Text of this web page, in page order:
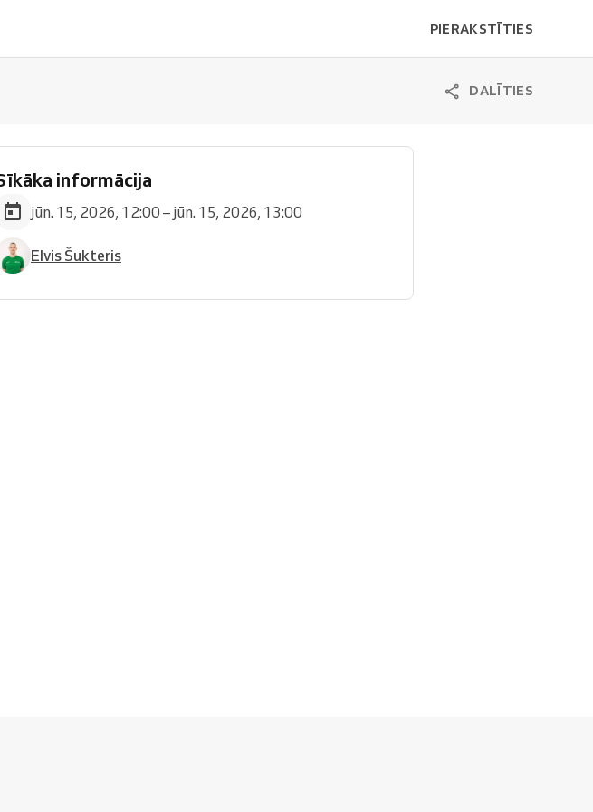
PIERAKSTĪTIES
DALĪTIES
informācija
jūn. 15, 2026, 12:00 – jūn. 15, 2026, 13:00
Elvis Šukteris